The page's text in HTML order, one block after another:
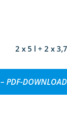
2 x 5 l + 2 x
– PDF-